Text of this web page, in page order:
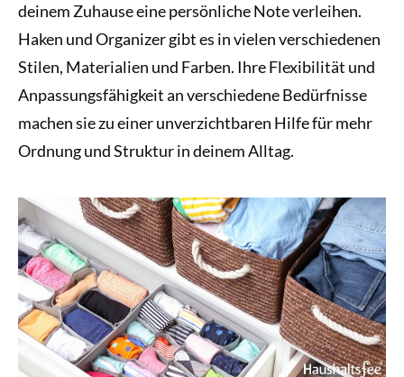
deinem Zuhause eine persönliche Note verleihen.
Haken und Organizer gibt es in vielen verschiedenen
Stilen, Materialien und Farben. Ihre Flexibilität und
Anpassungsfähigkeit an verschiedene Bedürfnisse
machen sie zu einer unverzichtbaren Hilfe für mehr
Ordnung und Struktur in deinem Alltag.